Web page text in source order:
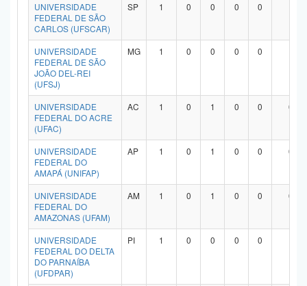
UNIVERSIDADE
FEDERAL DE SÃO
CARLOS (UFSCAR)
SP 1 0 0 0 0
UNIVERSIDADE
FEDERAL DE SÃO
JOÃO DEL-REI
(UFSJ)
MG 1 0 0 0 0
UNIVERSIDADE
FEDERAL DO ACRE
(UFAC)
AC 1 0 1 0 0 0
UNIVERSIDADE
FEDERAL DO
AMAPÁ (UNIFAP)
AP 1 0 1 0 0 0
UNIVERSIDADE
FEDERAL DO
AMAZONAS (UFAM)
AM 1 0 1 0 0 0
UNIVERSIDADE
FEDERAL DO DELTA
DO PARNAÍBA
(UFDPAR)
PI 1 0 0 0 0